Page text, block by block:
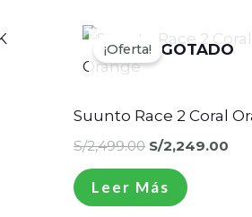
¡Oferta!AGOTADO
¡Oferta!
Suunto Race 2 Coral
S/2,499.00
precio
original
S/2,249.00
Leer Más